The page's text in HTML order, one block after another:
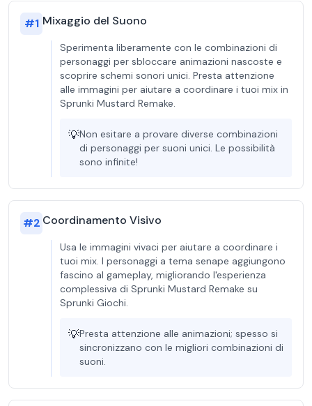
#1 Mixaggio del Suono
Sperimenta liberamente con le combinazioni di
personaggi per sbloccare animazioni nascoste e
scoprire schemi sonori unici. Presta attenzione
alle immagini per aiutare a coordinare i tuoi mix in
Sprunki Mustard Remake.
💡Non esitare a provare diverse combinazioni
di personaggi per suoni unici. Le possibilità
sono infinite!
#2 Coordinamento Visivo
Usa le immagini vivaci per aiutare a coordinare i
tuoi mix. I personaggi a tema senape aggiungono
fascino al gameplay, migliorando l'esperienza
complessiva di Sprunki Mustard Remake su
Sprunki Giochi.
💡Presta attenzione alle animazioni; spesso si
sincronizzano con le migliori combinazioni di
suoni.